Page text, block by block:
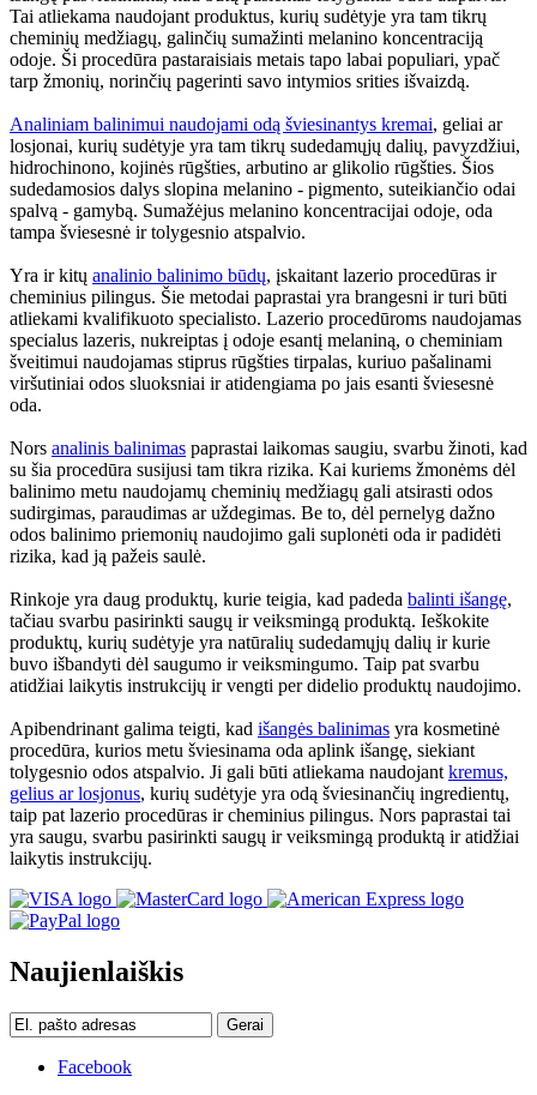
Tai atliekama naudojant produktus, kurių sudėtyje yra tam tikrų
cheminių medžiagų, galinčių sumažinti melanino koncentraciją
odoje. Ši procedūra pastaraisiais metais tapo labai populiari, ypač
tarp žmonių, norinčių pagerinti savo intymios srities išvaizdą.
Analiniam balinimui naudojami odą šviesinantys kremai, geliai ar
losjonai, kurių sudėtyje yra tam tikrų sudedamųjų dalių, pavyzdžiui,
hidrochinono, kojinės rūgšties, arbutino ar glikolio rūgšties. Šios
sudedamosios dalys slopina melanino - pigmento, suteikiančio odai
spalvą - gamybą. Sumažėjus melanino koncentracijai odoje, oda
tampa šviesesnė ir tolygesnio atspalvio.
Yra ir kitų analinio balinimo būdų, įskaitant lazerio procedūras ir
cheminius pilingus. Šie metodai paprastai yra brangesni ir turi būti
atliekami kvalifikuoto specialisto. Lazerio procedūroms naudojamas
specialus lazeris, nukreiptas į odoje esantį melaniną, o cheminiam
šveitimui naudojamas stiprus rūgšties tirpalas, kuriuo pašalinami
viršutiniai odos sluoksniai ir atidengiama po jais esanti šviesesnė
oda.
Nors analinis balinimas paprastai laikomas saugiu, svarbu žinoti, kad
su šia procedūra susijusi tam tikra rizika. Kai kuriems žmonėms dėl
balinimo metu naudojamų cheminių medžiagų gali atsirasti odos
sudirgimas, paraudimas ar uždegimas. Be to, dėl pernelyg dažno
odos balinimo priemonių naudojimo gali suplonėti oda ir padidėti
rizika, kad ją pažeis saulė.
Rinkoje yra daug produktų, kurie teigia, kad padeda balinti išangę,
tačiau svarbu pasirinkti saugų ir veiksmingą produktą. Ieškokite
produktų, kurių sudėtyje yra natūralių sudedamųjų dalių ir kurie
buvo išbandyti dėl saugumo ir veiksmingumo. Taip pat svarbu
atidžiai laikytis instrukcijų ir vengti per didelio produktų naudojimo.
Apibendrinant galima teigti, kad išangės balinimas yra kosmetinė
procedūra, kurios metu šviesinama oda aplink išangę, siekiant
tolygesnio odos atspalvio. Ji gali būti atliekama naudojant kremus,
gelius ar losjonus, kurių sudėtyje yra odą šviesinančių ingredientų,
taip pat lazerio procedūras ir cheminius pilingus. Nors paprastai tai
yra saugu, svarbu pasirinkti saugų ir veiksmingą produktą ir atidžiai
laikytis instrukcijų.
Naujienlaiškis
Gerai
Facebook